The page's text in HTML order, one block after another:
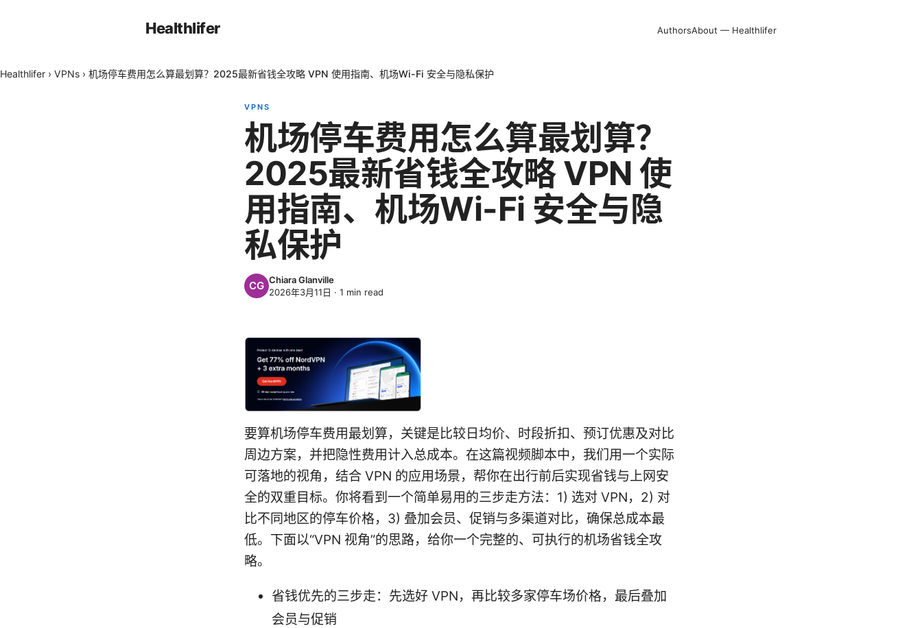
Healthlifer AuthorsAbout — Healthlifer
Healthlifer › VPNs › 机场停车费用怎么算最划算？2025最新省钱全攻略 VPN 使用指南、机场Wi-Fi 安全与隐私保护
VPNS
机场停车费用怎么算最划算？
2025最新省钱全攻略 VPN 使
用指南、机场Wi-Fi 安全与隐
私保护
Chiara Glanville
2026年3月11日 · 1 min read
要算机场停车费用最划算，关键是比较日均价、时段折扣、预订优惠及对比
周边方案，并把隐性费用计入总成本。在这篇视频脚本中，我们用一个实际
可落地的视角，结合 VPN 的应用场景，帮你在出行前后实现省钱与上网安
全的双重目标。你将看到一个简单易用的三步走方法：1) 选对 VPN，2) 对
比不同地区的停车价格，3) 叠加会员、促销与多渠道对比，确保总成本最
低。下面以“VPN 视角”的思路，给你一个完整的、可执行的机场省钱全攻
略。
省钱优先的三步走：先选好 VPN，再比较多家停车场价格，最后叠加
会员与促销